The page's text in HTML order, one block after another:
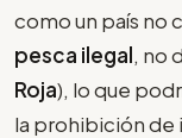
como un país no
pesca ilegal, no
Roja), lo que
la prohibición